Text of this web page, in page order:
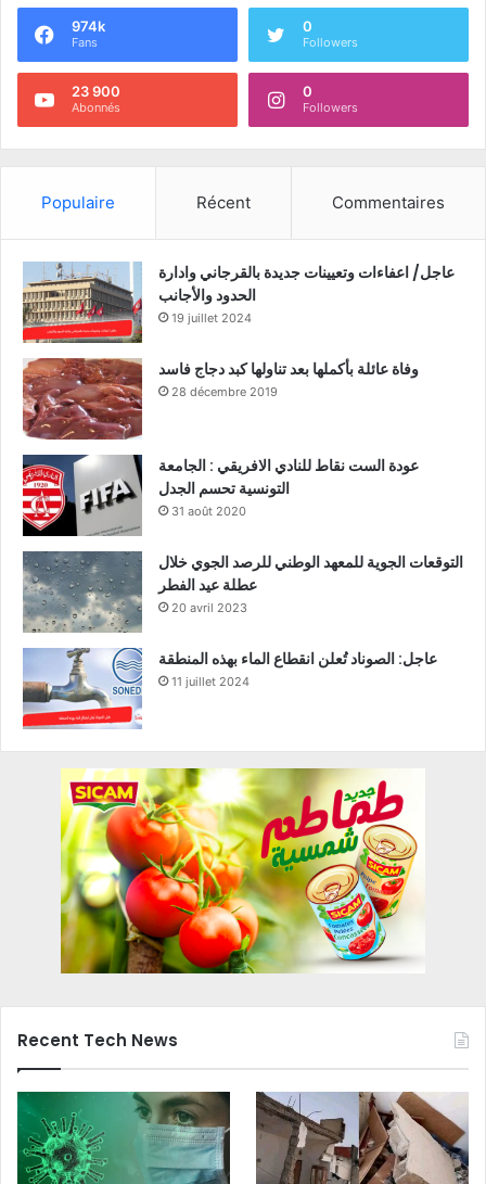
974k
Fans
0
Followers
23 900
Abonnés
0
Followers
Populaire Récent Commentaires
عاجل/ اعفاءات وتعيينات جديدة بالقرجاني وادارة
الحدود والأجانب
19 juillet 2024
وفاة عائلة بأكملها بعد تناولها كبد دجاج فاسد
28 décembre 2019
عودة الست نقاط للنادي الافريقي : الجامعة
التونسية تحسم الجدل
31 août 2020
التوقعات الجوية للمعهد الوطني للرصد الجوي خلال
عطلة عيد الفطر
20 avril 2023
عاجل: الصوناد تُعلن انقطاع الماء بهذه المنطقة
11 juillet 2024
Recent Tech News